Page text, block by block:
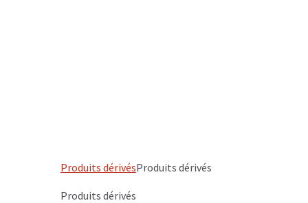
Produits dérivésProduits dérivés
Produits dérivés